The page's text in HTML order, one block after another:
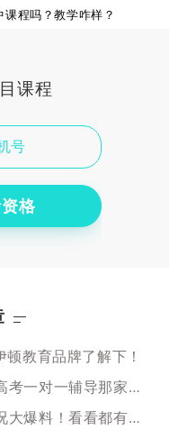
程吗？教学咋样？
课程
格
教育品牌了解下！
如何做好高考辅导的学习？高考一对一辅导那家强？
秦学一对一高中辅导内部情况大爆料！看看都有啥？